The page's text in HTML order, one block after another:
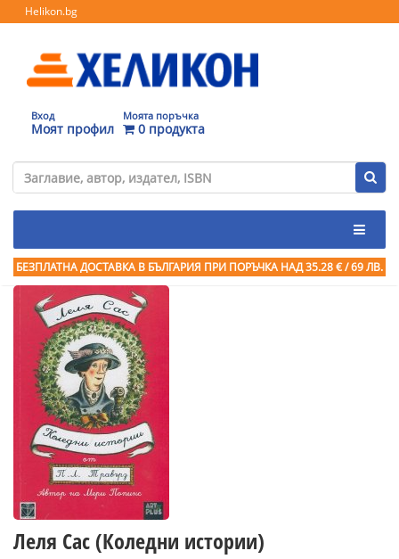
Helikon.bg
Вход
Моят профил
Моята поръчка
0 продукта
БЕЗПЛАТНА ДОСТАВКА В БЪЛГАРИЯ ПРИ ПОРЪЧКА НАД 35.28 € / 69 ЛВ.
Леля Сас (Коледни истории)